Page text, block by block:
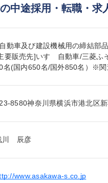
中途採用・転職・求
動車及び建設機械用の締結部
要販売先]いすゞ自動車/三菱ふ
名(国内650名/国外850名）※関
8580神奈川県横浜市港北区新
川　辰彦
www.asakawa-s.co.jp